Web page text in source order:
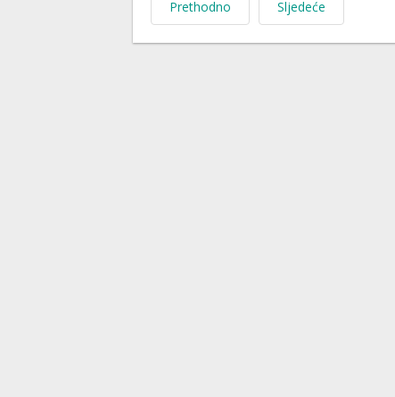
Prethodno Sljedeće